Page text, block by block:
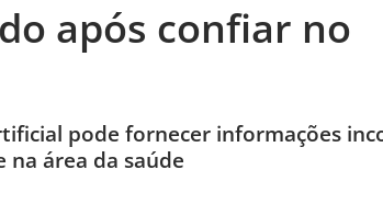
após confiar no
pode fornecer informações
na área da saúde